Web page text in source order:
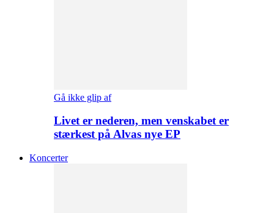
Gå ikke glip af
Livet er nederen, men venskabet er
stærkest på Alvas nye EP
Koncerter